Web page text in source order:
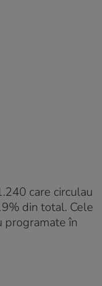
care circulau
din total. Cele
programate în